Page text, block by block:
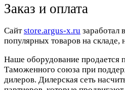
Заказ и оплата
Cайтstore.argus-x.ru заработал
популярных товаров на складе,
Наше оборудование продается
Таможенного союза при
дилеров. Дилерская сеть